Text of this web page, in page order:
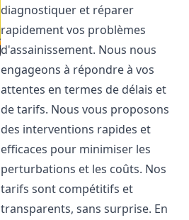
diagnostiquer et réparer
rapidement vos problèmes
d'assainissement. Nous nous
engageons à répondre à vos
attentes en termes de délais et
de tarifs. Nous vous proposons
des interventions rapides et
efficaces pour minimiser les
perturbations et les coûts. Nos
tarifs sont compétitifs et
transparents, sans surprise. En